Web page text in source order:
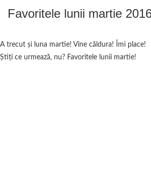
Favoritele lunii martie
A trecut și luna martie! Vine căldura! Îmi place!
Știți ce urmează, nu? Favoritele lunii martie!